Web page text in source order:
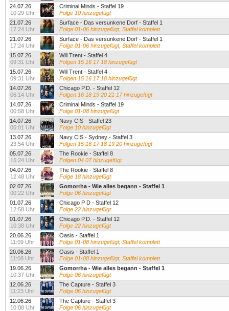
24.07.26
10:29 Uhr
Criminal Minds - Staffel 19
Folge 10 hinzugefügt
21.07.26
17:24 Uhr
Surface - Das versunkene Dorf - Staffel 1
Folge 01-06 hinzugefügt, Staffel komplett
21.07.26
17:24 Uhr
Surface - Das versunkene Dorf - Staffel 1
Folge 01-06 hinzugefügt, Staffel komplett
15.07.26
09:31 Uhr
Will Trent - Staffel 4
Folgen 15 16 17 18 hinzugefügt
15.07.26
09:31 Uhr
Will Trent - Staffel 4
Folgen 15 16 17 18 hinzugefügt
14.07.26
06:14 Uhr
Chicago P.D. - Staffel 12
Folgen 16 18 19 20 21 17 hinzugefügt
14.07.26
00:58 Uhr
Criminal Minds - Staffel 19
Folge 01-08 hinzugefügt
14.07.26
00:01 Uhr
Navy CIS - Staffel 23
Folge 10 hinzugefügt
13.07.26
23:54 Uhr
Navy CIS - Sydney - Staffel 3
Folgen 15 16 17 18 19 20 hinzugefügt
05.07.26
16:24 Uhr
The Rookie - Staffel 8
Folgen 04 07 hinzugefügt
04.07.26
12:48 Uhr
The Rookie - Staffel 8
Folge 18 hinzugefügt
02.07.26
00:22 Uhr
Gomorrha - Wie alles begann - Staffel 1
Folge 06 hinzugefügt
01.07.26
12:58 Uhr
Chicago P D - Staffel 12
Folge 22 hinzugefügt
01.07.26
10:38 Uhr
Chicago P.D. - Staffel 12
Folge 22 hinzugefügt
20.06.26
11:09 Uhr
Oasis - Staffel 1
Folge 01-08 hinzugefügt, Staffel komplett
20.06.26
11:08 Uhr
Oasis - Staffel 1
Folge 01-08 hinzugefügt, Staffel komplett
19.06.26
10:37 Uhr
Gomorrha - Wie alles begann - Staffel 1
Folge 06 hinzugefügt
12.06.26
11:23 Uhr
The Capture - Staffel 3
Folge 06 hinzugefügt
12.06.26
10:08 Uhr
The Capture - Staffel 3
Folge 06 hinzugefügt